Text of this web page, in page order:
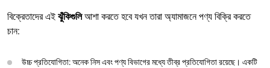
বিক্রেতাদের এই ঝুঁকিগুলিআশা করতে হবে যখন তারা অ্যামাজনে পণ্য বিক্রি করতে
চান:
উচ্চ প্রতিযোগিতা: অনেক নিস এবং পণ্য বিভাগের মধ্যে তীব্র প্রতিযোগিতা রয়েছে। একটি